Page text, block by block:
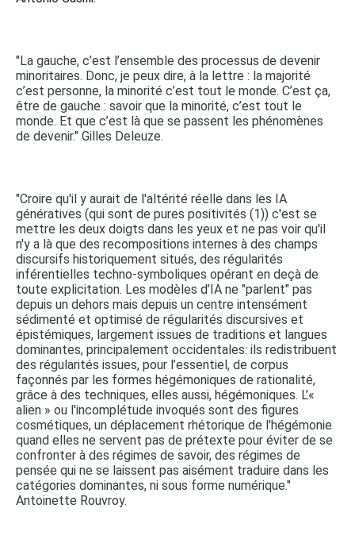
"La gauche, c’est l’ensemble des processus de devenir
minoritaires. Donc, je peux dire, à la lettre : la majorité
c’est personne, la minorité c’est tout le monde. C’est ça,
être de gauche : savoir que la minorité, c’est tout le
monde. Et que c’est là que se passent les phénomènes
de devenir." Gilles Deleuze.
"Croire qu'il y aurait de l'altérité réelle dans les IA
génératives (qui sont de pures positivités (1)) c'est se
mettre les deux doigts dans les yeux et ne pas voir qu'il
n'y a là que des recompositions internes à des champs
discursifs historiquement situés, des régularités
inférentielles techno-symboliques opérant en deçà de
toute explicitation. Les modèles d’IA ne "parlent" pas
depuis un dehors mais depuis un centre intensément
sédimenté et optimisé de régularités discursives et
épistémiques, largement issues de traditions et langues
dominantes, principalement occidentales: ils redistribuent
des régularités issues, pour l’essentiel, de corpus
façonnés par les formes hégémoniques de rationalité,
grâce à des techniques, elles aussi, hégémoniques. L’«
alien » ou l'incomplétude invoqués sont des figures
cosmétiques, un déplacement rhétorique de l'hégémonie
quand elles ne servent pas de prétexte pour éviter de se
confronter à des régimes de savoir, des régimes de
pensée qui ne se laissent pas aisément traduire dans les
catégories dominantes, ni sous forme numérique."
Antoinette Rouvroy.